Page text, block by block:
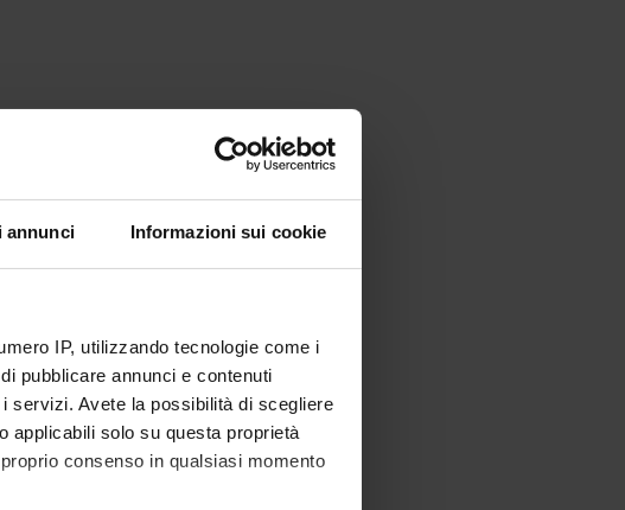
annunci Informazioni sui cookie
IP, utilizzando tecnologie come i
pubblicare annunci e contenuti
servizi. Avete la possibilità di scegliere
applicabili solo su questa proprietà
consenso in qualsiasi momento